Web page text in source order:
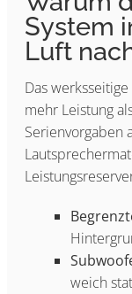
System
Luft
Das
mehr Leistung
Serienvorgaben
weich